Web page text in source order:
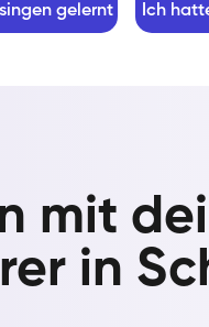
gelernt Ich
mit
in